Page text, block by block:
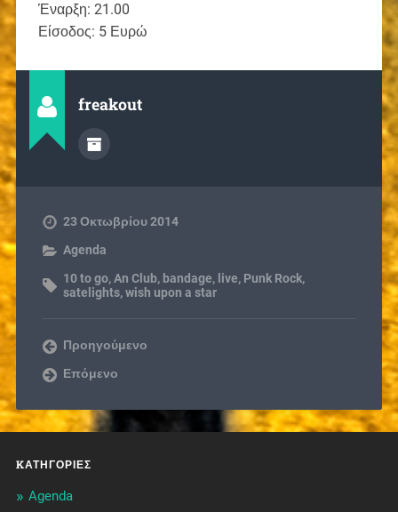
Έναρξη: 21.00
Είσοδος: 5 Ευρώ
freakout
23 Οκτωβρίου 2014
Agenda
10 to go,An Club, bandage, live, Punk Rock,
satelights,wish upon a star
Προηγούμενο
Επόμενο
KΑΤΗΓΟΡΊΕΣ
Agenda